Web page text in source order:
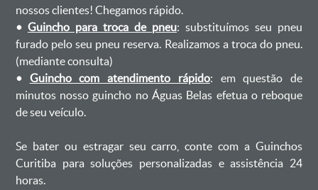
nossos clientes! Chegamos rápido.
• Guincho para troca de pneu: substituímos seu pneu
furado pelo seu pneu reserva. Realizamos a troca do pneu.
(mediante consulta)
• Guincho com atendimento rápido: em questão de
minutos nosso guincho no Águas Belas efetua o reboque
de seu veículo.
Se bater ou estragar seu carro, conte com a Guinchos
Curitiba para soluções personalizadas e assistência 24
horas.